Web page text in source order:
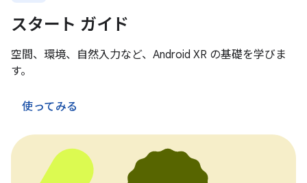
スタート ガイド
空間、環境、自然入力など、Android XR の基礎を学びま
す。
使ってみる